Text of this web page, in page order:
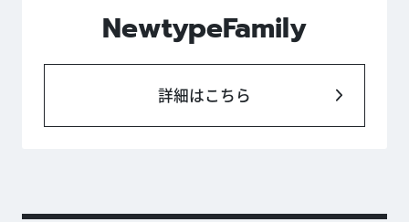
NewtypeFamily
詳細はこちら